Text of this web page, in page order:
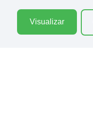
Visualizar